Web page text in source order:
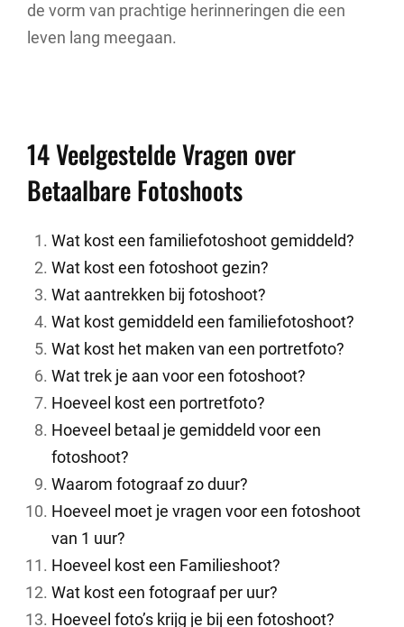
de vorm van prachtige herinneringen die een
leven lang meegaan.
14 Veelgestelde Vragen over
Betaalbare Fotoshoots
Wat kost een familiefotoshoot gemiddeld?
Wat kost een fotoshoot gezin?
Wat aantrekken bij fotoshoot?
Wat kost gemiddeld een familiefotoshoot?
Wat kost het maken van een portretfoto?
Wat trek je aan voor een fotoshoot?
Hoeveel kost een portretfoto?
Hoeveel betaal je gemiddeld voor een
fotoshoot?
Waarom fotograaf zo duur?
Hoeveel moet je vragen voor een fotoshoot
van 1 uur?
Hoeveel kost een Familieshoot?
Wat kost een fotograaf per uur?
Hoeveel foto’s krijg je bij een fotoshoot?